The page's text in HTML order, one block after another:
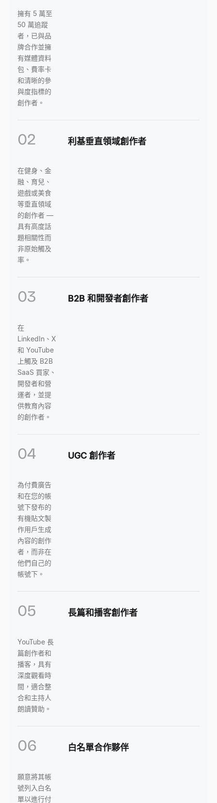
擁有 5 萬至
50 萬追蹤
者，已與品
牌合作並擁
有媒體資料
包、費率卡
和清晰的參
與度指標的
創作者。
02 利基垂直領域創作者
在健身、金
融、育兒、
遊戲或美食
等垂直領域
的創作者 —
具有高度話
題相關性而
非原始觸及
率。
03 B2B 和開發者創作者
在
LinkedIn、X
和 YouTube
上觸及 B2B
SaaS 買家、
開發者和營
運者，並提
供教育內容
的創作者。
04 UGC 創作者
為付費廣告
和在您的帳
號下發布的
有機貼文製
作用戶生成
內容的創作
者，而非在
他們自己的
帳號下。
05 長篇和播客創作者
YouTube 長
篇創作者和
播客，具有
深度觀看時
間，適合整
合和主持人
朗讀贊助。
06 白名單合作夥伴
願意將其帳
號列入白名
單以進行付